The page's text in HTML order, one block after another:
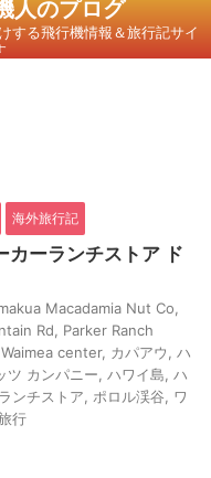
人のプログ
する飛行機情報＆旅行記サイ
海外旅行記
カーランチストア ド
Macadamia Nut Co
Rd
Parker Ranch
Waimea center, カパアウ
ハ
ツ カンパニー ハワイ島 ハ
ンチストア ポロル渓谷
ワ
行